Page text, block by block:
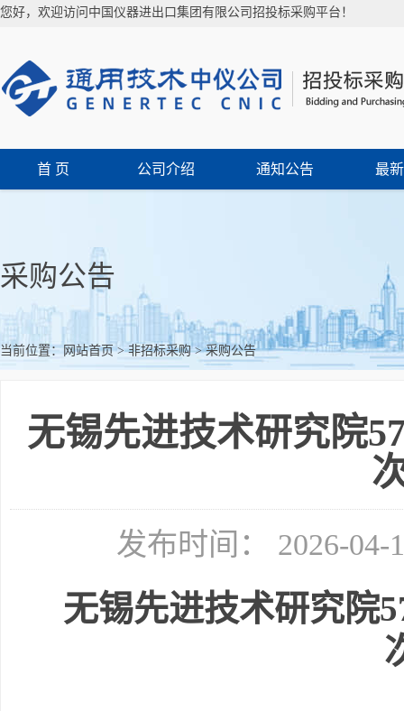
您好，欢迎访问中国仪器进出口集团有限公司招投标采购平台！
首 页 公司介绍 通知公告 最
采购公告
当前位置：网站首页>非招标采购>采购公告
无锡先进技术研究院
发布时间： 2026-
无锡先进技术研究院